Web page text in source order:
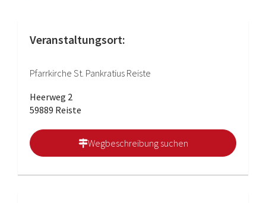
Veranstaltungsort:
Pfarrkirche St. Pankratius Reiste
Heerweg 2
59889 Reiste
Wegbeschreibung suchen